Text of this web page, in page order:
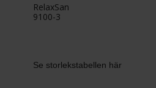
RelaxSan
9100-3
Se storlekstabellen här